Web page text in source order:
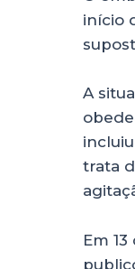
início
A
trata
Em